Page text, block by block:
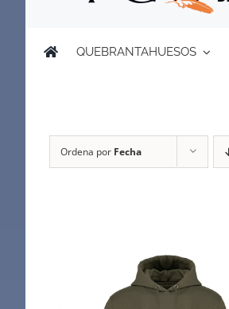
QUEBRANTAHUESOS
Ordena por Fecha